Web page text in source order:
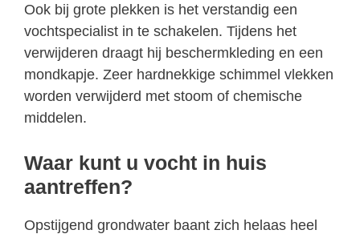
Ook bij grote plekken is het verstandig een
vochtspecialist in te schakelen. Tijdens het
verwijderen draagt hij beschermkleding en een
mondkapje. Zeer hardnekkige schimmel vlekken
worden verwijderd met stoom of chemische
middelen.
Waar kunt u vocht in huis
aantreffen?
Opstijgend grondwater baant zich helaas heel